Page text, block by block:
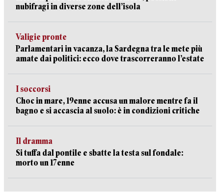
nubifragi in diverse zone dell’isola
Valigie pronte
Parlamentari in vacanza, la Sardegna tra le mete più
amate dai politici: ecco dove trascorreranno l’estate
I soccorsi
Choc in mare, 19enne accusa un malore mentre fa il
bagno e si accascia al suolo: è in condizioni critiche
Il dramma
Si tuffa dal pontile e sbatte la testa sul fondale:
morto un 17enne